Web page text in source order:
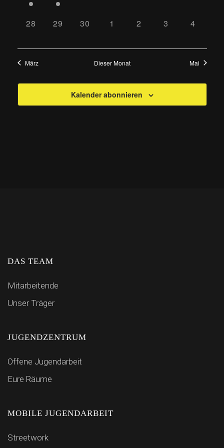
VERANSTALTUNG,
VERANSTALTUNG,
0
28
0
29
0
30
0
1
0
2
0
3
0
4
März Dieser Monat Mai
Kalender abonnieren
DAS TEAM
Mitarbeitende
Unser Träger
JUGENDZENTRUM
Offene Jugendarbeit
Eure Räume
MOBILE JUGENDARBEIT
Streetwork